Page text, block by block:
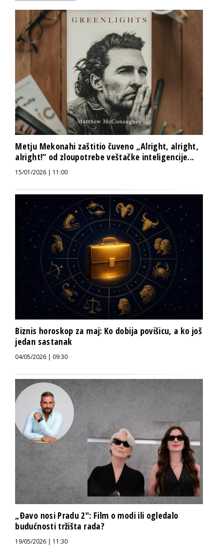
Metju Mekonahi zaštitio čuveno „Alright, alright,
alright!“ od zloupotrebe veštačke inteligencije...
15/01/2026 | 11:00
Biznis horoskop za maj: Ko dobija povišicu, a ko još
jedan sastanak
04/05/2026 | 09:30
„Đavo nosi Pradu 2″: Film o modi ili ogledalo
budućnosti tržišta rada?
19/05/2026 | 11:30